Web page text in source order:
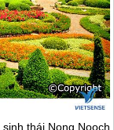
thái Nong Nooch